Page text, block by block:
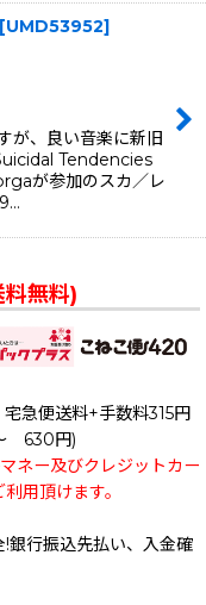
[UMD53952]
が、良い音楽に新旧
Tendencies
が参加のスカ／レ
無料)
宅急便送料+手数料315円
630円)
ネー及びクレジットカー
用頂けます。
!銀行振込先払い、入金確